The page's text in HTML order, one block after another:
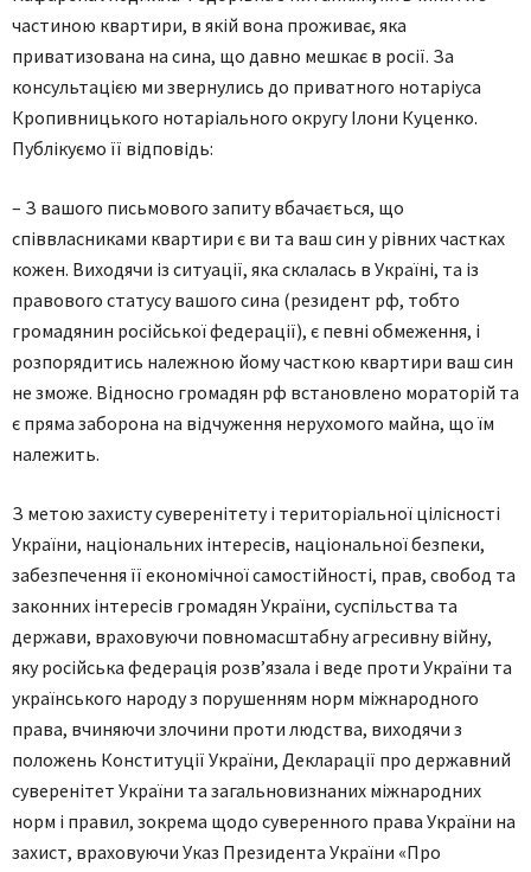
частиною квартири, в якій вона проживає, яка
приватизована на сина, що давно мешкає в росії. За
консультацією ми звернулись до приватного нотаріуса
Кропивницького нотаріального округу Ілони Куценко.
Публікуємо її відповідь:
– З вашого письмового запиту вбачається, що
співвласниками квартири є ви та ваш син у рівних частках
кожен. Виходячи із ситуації, яка склалась в Україні, та із
правового статусу вашого сина (резидент рф, тобто
громадянин російської федерації), є певні обмеження, і
розпорядитись належною йому часткою квартири ваш син
не зможе. Відносно громадян рф встановлено мораторій та
є пряма заборона на відчуження нерухомого майна, що їм
належить.
З метою захисту суверенітету і територіальної цілісності
України, національних інтересів, національної безпеки,
забезпечення її економічної самостійності, прав, свобод та
законних інтересів громадян України, суспільства та
держави, враховуючи повномасштабну агресивну війну,
яку російська федерація розв’язала і веде проти України та
українського народу з порушенням норм міжнародного
права, вчиняючи злочини проти людства, виходячи з
положень Конституції України, Декларації про державний
суверенітет України та загальновизнаних міжнародних
норм і правил, зокрема щодо суверенного права України на
захист, враховуючи Указ Президента України «Про